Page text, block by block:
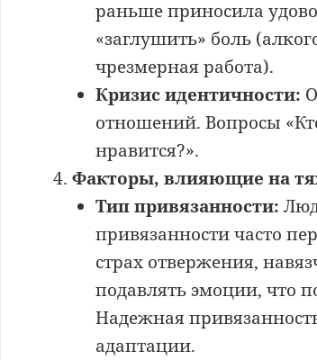
раньше приносила
«заглушить» боль
чрезмерная работа).
Кризис идентичности:
отношений. Вопросы
нравится?».
Факторы, влияющие на
Тип привязанности:
привязанности часто
страх отвержения,
подавлять эмоции, что
Надежная
адаптации.